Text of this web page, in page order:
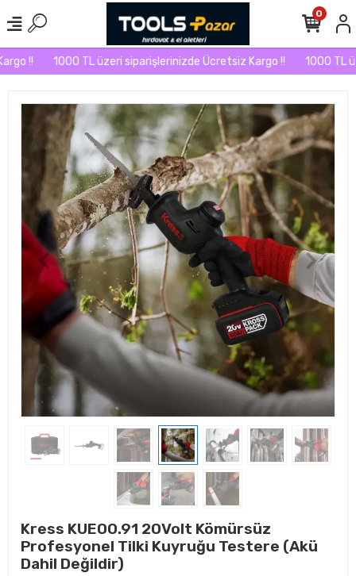
!! 1000 TL üzeri siparişlerinizde Ücretsiz Kargo !! 1000 TL
0
Kress KUE00.91 20Volt Kömürsüz
Profesyonel Tilki Kuyruğu Testere (Akü
Dahil Değildir)